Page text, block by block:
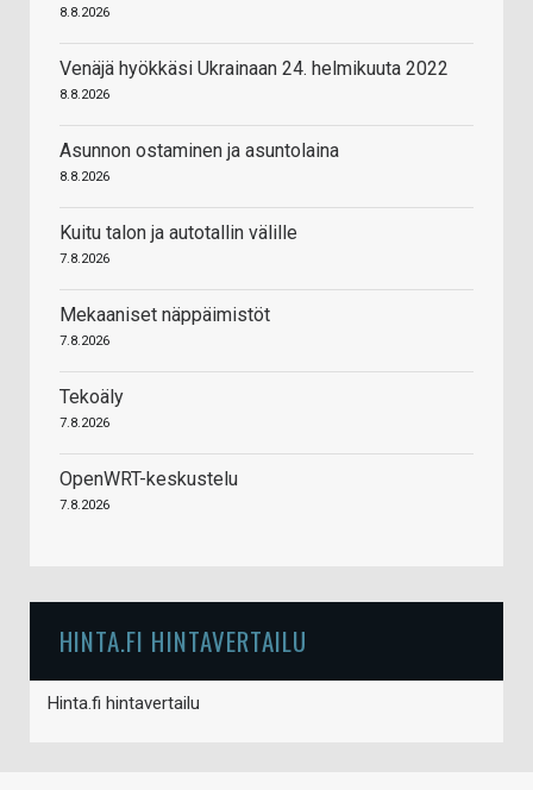
8.8.2026
Venäjä hyökkäsi Ukrainaan 24. helmikuuta 2022
8.8.2026
Asunnon ostaminen ja asuntolaina
8.8.2026
Kuitu talon ja autotallin välille
7.8.2026
Mekaaniset näppäimistöt
7.8.2026
Tekoäly
7.8.2026
OpenWRT-keskustelu
7.8.2026
HINTA.FI HINTAVERTAILU
Hinta.fi hintavertailu